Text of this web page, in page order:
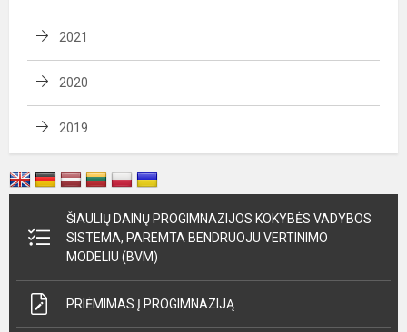
2021
2020
2019
ŠIAULIŲ DAINŲ PROGIMNAZIJOS KOKYBĖS VADYBOS
SISTEMA, PAREMTA BENDRUOJU VERTINIMO
MODELIU (BVM)
PRIĖMIMAS Į PROGIMNAZIJĄ